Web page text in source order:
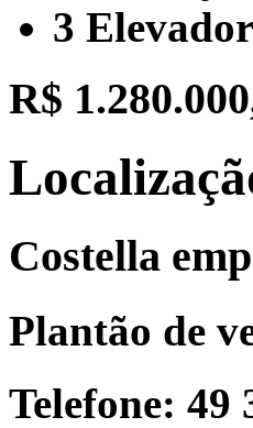
3
R$
Costella
Plantão de
Telefone: 49